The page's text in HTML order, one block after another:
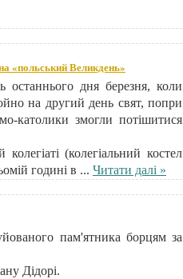
«польський Великдень»
останнього дня березня, коли
на другий день свят, попри
католики змогли потішитися
(колегіальний костел
годині в ... Читати далі »
пам'ятника борцям за
Дідорі.